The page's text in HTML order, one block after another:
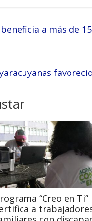
a más de
“Creo en Ti”
a